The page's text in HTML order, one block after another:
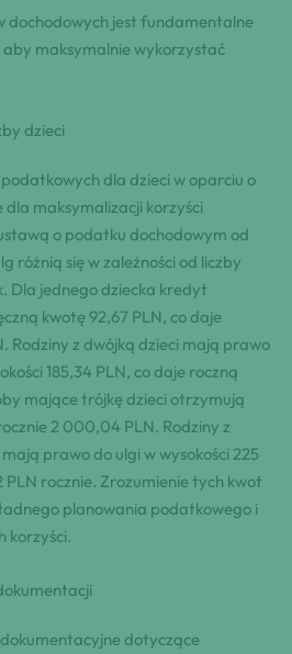
dochodowych jest fundamentalne
maksymalnie wykorzystać
dzieci
dla dzieci w oparciu o
dla maksymalizacji korzyści
o podatku dochodowym od
różnią się w zależności od liczby
Dla jednego dziecka kredyt
kwotę 92,67 PLN, co daje
Rodziny z dwójką dzieci mają prawo
185,34 PLN, co daje roczną
mające trójkę dzieci otrzymują
2 000,04 PLN. Rodziny z
prawo do ulgi w wysokości 225
PLN rocznie. Zrozumienie tych kwot
planowania podatkowego i
korzyści.
dotyczące